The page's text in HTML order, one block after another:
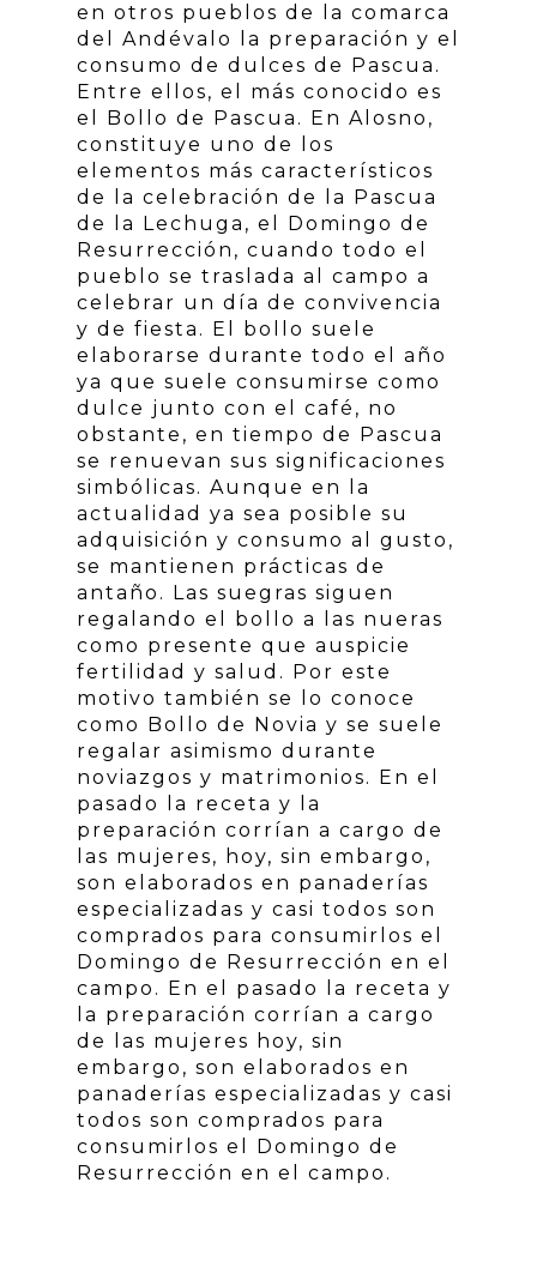
en otros pueblos de la comarca
del Andévalo la preparación y el
consumo de dulces de Pascua.
Entre ellos, el más conocido es
el Bollo de Pascua. En Alosno,
constituye uno de los
elementos más característicos
de la celebración de la Pascua
de la Lechuga, el Domingo de
Resurrección, cuando todo el
pueblo se traslada al campo a
celebrar un día de convivencia
y de fiesta. El bollo suele
elaborarse durante todo el año
ya que suele consumirse como
dulce junto con el café, no
obstante, en tiempo de Pascua
se renuevan sus significaciones
simbólicas. Aunque en la
actualidad ya sea posible su
adquisición y consumo al gusto,
se mantienen prácticas de
antaño. Las suegras siguen
regalando el bollo a las nueras
como presente que auspicie
fertilidad y salud. Por este
motivo también se lo conoce
como Bollo de Novia y se suele
regalar asimismo durante
noviazgos y matrimonios. En el
pasado la receta y la
preparación corrían a cargo de
las mujeres, hoy, sin embargo,
son elaborados en panaderías
especializadas y casi todos son
comprados para consumirlos el
Domingo de Resurrección en el
campo. En el pasado la receta y
la preparación corrían a cargo
de las mujeres hoy, sin
embargo, son elaborados en
panaderías especializadas y casi
todos son comprados para
consumirlos el Domingo de
Resurrección en el campo.